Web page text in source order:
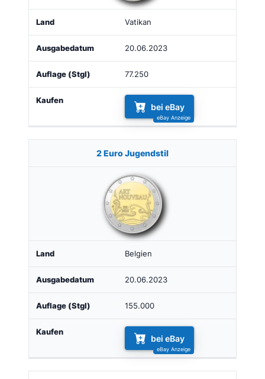
Vatikan
20.06.2023
77.250
bei eBay
2 Euro Jugendstil
Belgien
20.06.2023
155.000
bei eBay